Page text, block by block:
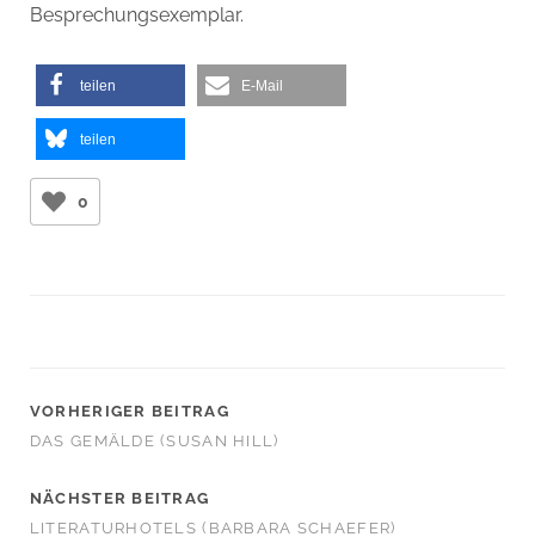
Besprechungsexemplar.
teilen E-Mail
teilen
0
VORHERIGER BEITRAG
DAS GEMÄLDE (SUSAN HILL)
NÄCHSTER BEITRAG
LITERATURHOTELS (BARBARA SCHAEFER)